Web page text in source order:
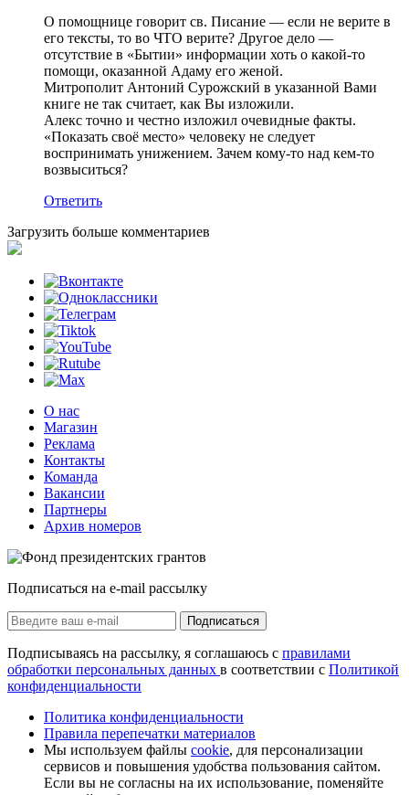
О помощнице говорит св. Писание — если не верите в
его тексты, то во ЧТО верите? Другое дело —
отсутствие в «Бытии» информации хоть о какой-то
помощи, оказанной Адаму его женой.
Митрополит Антоний Сурожский в указанной Вами
книге не так считает, как Вы изложили.
Алекс точно и честно изложил очевидные факты.
«Показать своё место» человеку не следует
воспринимать унижением. Зачем кому-то над кем-то
возвыситься?
Ответить
Загрузить больше комментариев
О нас
Магазин
Реклама
Контакты
Команда
Вакансии
Партнеры
Архив номеров
Подписаться на e-mail рассылку
Подписаться
Подписываясь на рассылку, я соглашаюсь с правилами
обработки персональных данных в соответствии с Политикой
конфиденциальности
Политика конфиденциальности
Правила перепечатки материалов
Мы используем файлы cookie, для персонализации
сервисов и повышения удобства пользования сайтом.
Если вы не согласны на их использование, поменяйте